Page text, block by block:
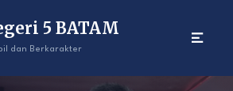
5 BATAM
dan Berkarakter